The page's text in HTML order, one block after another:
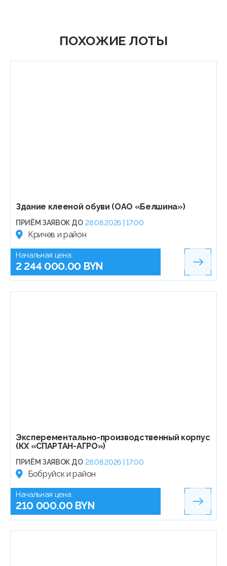
ПОХОЖИЕ ЛОТЫ
Здание клееной обуви (ОАО «Белшина»)
ПРИЁМ ЗАЯВОК ДО 28.08.2026 | 17:00
Кричев и район
Начальная цена:
2 244 000.00 BYN
Эксперементально-производственный корпус
(КХ «СПАРТАН-АГРО»)
ПРИЁМ ЗАЯВОК ДО 28.08.2026 | 17:00
Бобруйск и район
Начальная цена:
210 000.00 BYN